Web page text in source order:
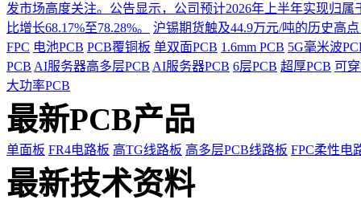
发市场高度关注。公告显示，公司预计2026年上半年实现归
比增长68.17%至78.28%。
沪锡期货触及44.9万元/吨的历史高
FPC 电池PCB PCB覆铜板 单双面PCB 1.6mm PCB 5G毫米波
PCB AI服务器高多层PCB AI服务器PCB 6层PCB 超厚PCB 可
大功率PCB
最新PCB产品
单面板 FR4电路板 高TG线路板 高多层PCB线路板 FPC柔性电
最新技术资料